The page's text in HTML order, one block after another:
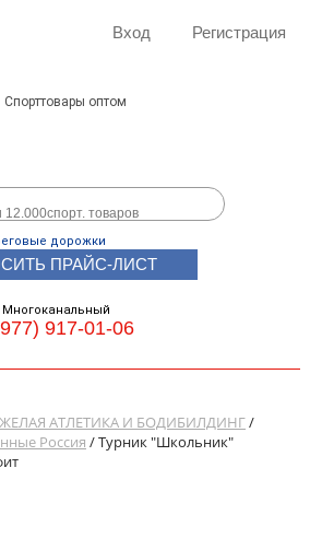
Вход Регистрация
Спорттовары оптом
дорожки
ПРАЙС-ЛИСТ
Многоканальный
917-01-06
АТЛЕТИКА И БОДИБИЛДИНГ/
Россия / Турник "Школьник"